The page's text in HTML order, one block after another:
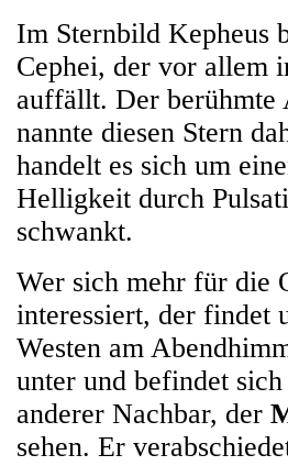
Im Sternbild Kepheus
Cephei, der vor allem
auffällt. Der berühmte
nannte diesen Stern
handelt es sich um
Helligkeit durch
schwankt.
Wer sich mehr für die
interessiert, der findet
Westen am
unter und befindet
anderer Nachbar, der
sehen. Er